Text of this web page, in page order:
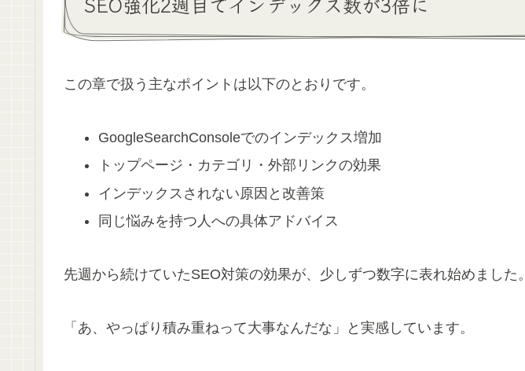
この章で扱う主なポイントは以下のとおりです。
GoogleSearchConsoleでのインデックス増加
トップページ・カテゴリ・外部リンクの効果
インデックスされない原因と改善策
同じ悩みを持つ人への具体アドバイス
先週から続けていたSEO対策の効果が、少しずつ数字に表れ始めました。
「あ、やっぱり積み重ねって大事なんだな」と実感しています。